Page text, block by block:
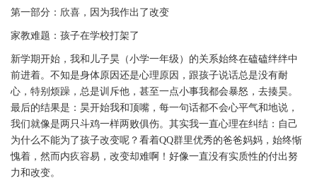
第一部分：欣喜，因为我作出了改变
家教难题：孩子在学校打架了
新学期开始，我和儿子昊（小学一年级）的关系始终在磕磕绊绊中
前进着。不知是身体原因还是心理原因，跟孩子说话总是没有耐
心，特别烦躁，总是训斥他，甚至一点小事我都会暴怒，去揍昊。
最后的结果是：昊开始我和顶嘴，每一句话都不会心平气和地说，
我们就像是两只斗鸡一样两败俱伤。其实我一直心理在纠结：自己
为什么不能为了孩子改变呢？看着QQ群里优秀的爸爸妈妈，始终惭
愧着，然而内疚容易，改变却难啊！好像一直没有实质性的付出努
力和改变。